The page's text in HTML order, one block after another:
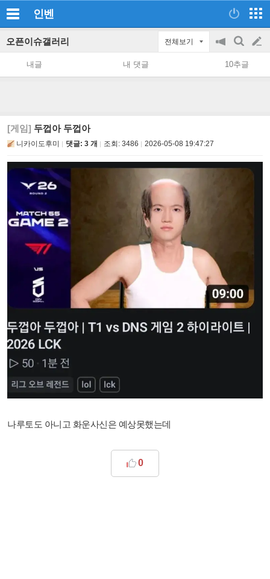
인벤
오픈이슈갤러리 전체보기
공
지
on/off
검
색
글
쓰
내글 내 댓글 10추글
[게임] 두껍아 두껍아
니카이도후미 댓글: 3 개 조회: 3486 2026-05-08 19:47:27
나루토도 아니고 화운사신은 예상못했는데
0